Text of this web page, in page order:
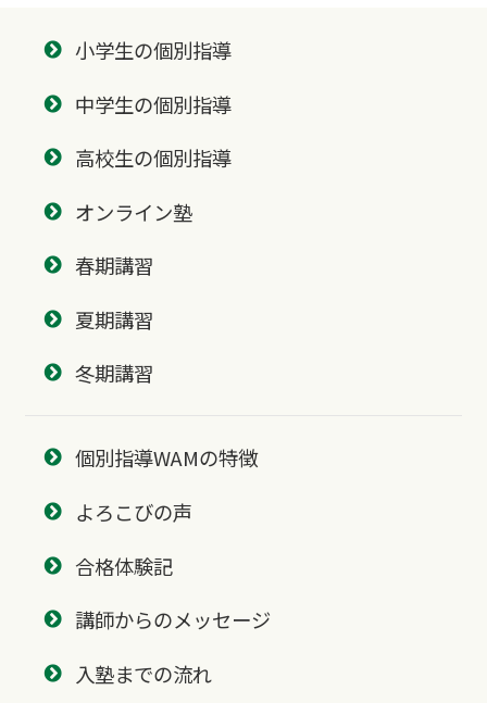
小学生の個別指導
中学生の個別指導
高校生の個別指導
オンライン塾
春期講習
夏期講習
冬期講習
個別指導WAMの特徴
よろこびの声
合格体験記
講師からのメッセージ
入塾までの流れ